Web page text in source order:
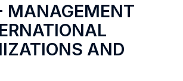
MANAGEMENT
AND